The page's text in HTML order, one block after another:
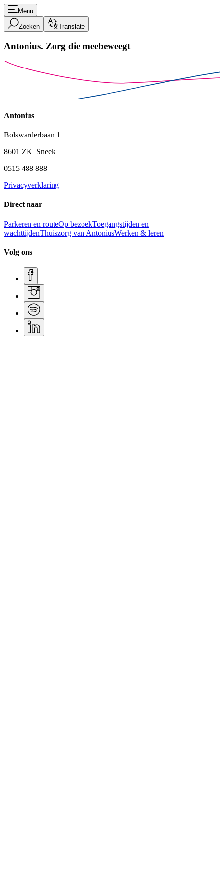
Menu
Zoeken Translate
Antonius. Zorg die meebeweegt
Antonius
Bolswarderbaan 1
8601 ZK Sneek
0515 488 888
Privacyverklaring
Direct naar
Parkeren en routeOp bezoekToegangstijden en
wachttijdenThuiszorg van AntoniusWerken & leren
Volg ons